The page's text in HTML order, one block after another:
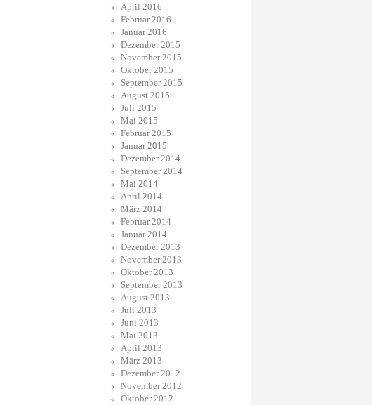
April 2016
Februar 2016
Januar 2016
Dezember 2015
November 2015
Oktober 2015
September 2015
August 2015
Juli 2015
Mai 2015
Februar 2015
Januar 2015
Dezember 2014
September 2014
Mai 2014
April 2014
März 2014
Februar 2014
Januar 2014
Dezember 2013
November 2013
Oktober 2013
September 2013
August 2013
Juli 2013
Juni 2013
Mai 2013
April 2013
März 2013
Dezember 2012
November 2012
Oktober 2012